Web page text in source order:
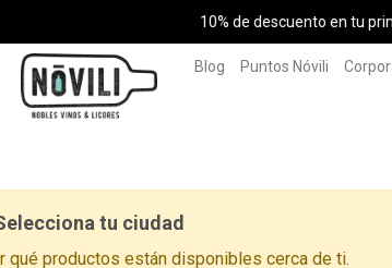
primera compra usando el código SOYNOVILI
Blog Puntos Nóvili
tu ciudad
qué productos están disponibles cerca de ti.